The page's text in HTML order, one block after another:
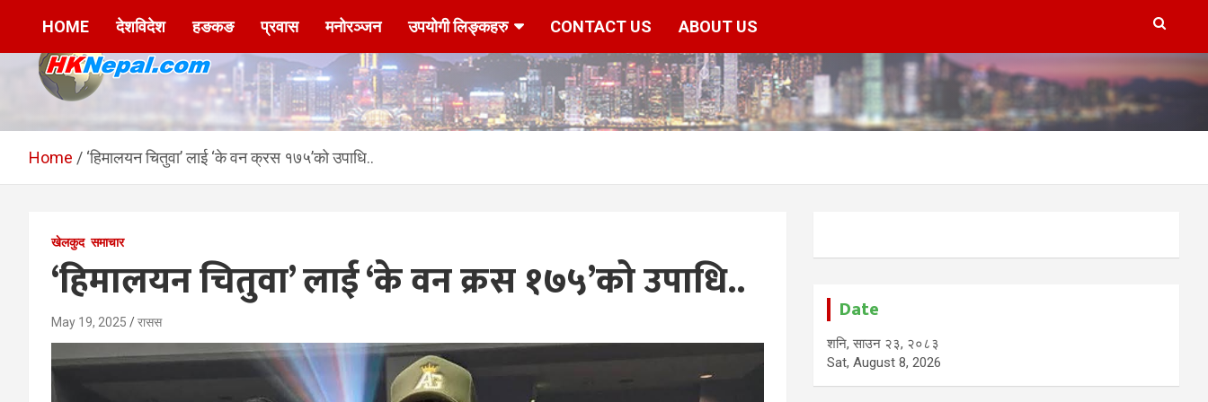
HKNepal.com –
हङकङबाट सञ्चालित पहिलो
नेपाली अनलाईन पत्रिका
hknepal, hknepal.com, hk nepal, hk nepal com
HOME देशविदेश हङकङ प्रवास मनोरञ्जन उपयोगी लिङ्कहरु CONTACT US ABOUT US
Home ‘हिमालयन चितुवा’ लाई ‘के वन क्रस १७५’को उपाधि..
खेलकुद समाचार
‘हिमालयन चितुवा’ लाई ‘के वन क्रस १७५’को उपाधि..
May 19, 2025 रासस Date
शनि, साउन २३, २०८३
Sat, August 8, 2026